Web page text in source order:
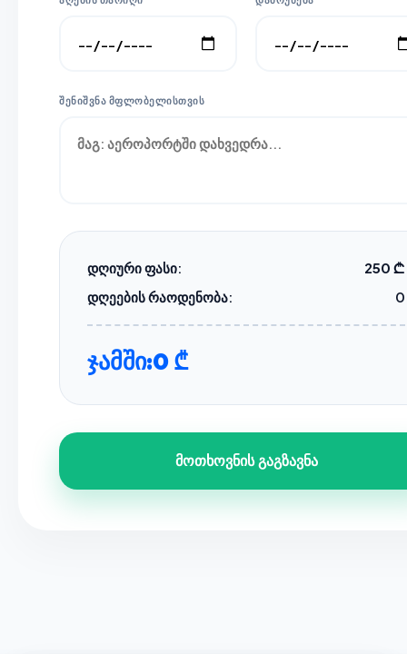
ᲨᲔᲜᲘᲨᲕᲜᲐ ᲛᲤᲚᲝᲑᲔᲚᲘᲡᲗᲕᲘᲡ
დღიური ფასი:
250 ₾
დღეების რაოდენობა:
0
ჯამში:0 ₾
მოთხოვნის გაგზავნა